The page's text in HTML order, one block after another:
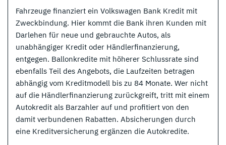
Fahrzeuge finanziert ein Volkswagen Bank Kredit mit
Zweckbindung. Hier kommt die Bank ihren Kunden mit
Darlehen für neue und gebrauchte Autos, als
unabhängiger Kredit oder Händlerfinanzierung,
entgegen. Ballonkredite mit höherer Schlussrate sind
ebenfalls Teil des Angebots, die Laufzeiten betragen
abhängig vom Kreditmodell bis zu 84 Monate. Wer nicht
auf die Händlerfinanzierung zurückgreift, tritt mit einem
Autokredit als Barzahler auf und profitiert von den
damit verbundenen Rabatten. Absicherungen durch
eine Kreditversicherung ergänzen die Autokredite.